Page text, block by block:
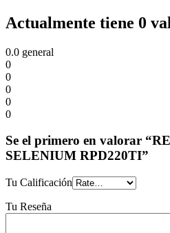
Actualmente tiene 0
0.0 general
0
0
0
0
0
Se el primero en valorar
SELENIUM RPD220TI”
Tu Calificación
Tu Reseña